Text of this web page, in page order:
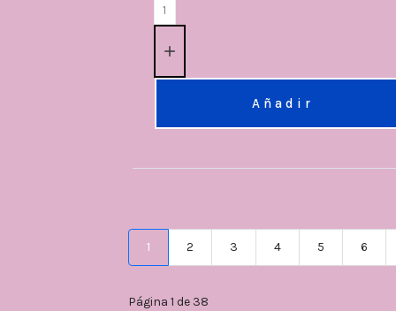
Añadir
1 2 3 4 5 6
Página 1 de 38